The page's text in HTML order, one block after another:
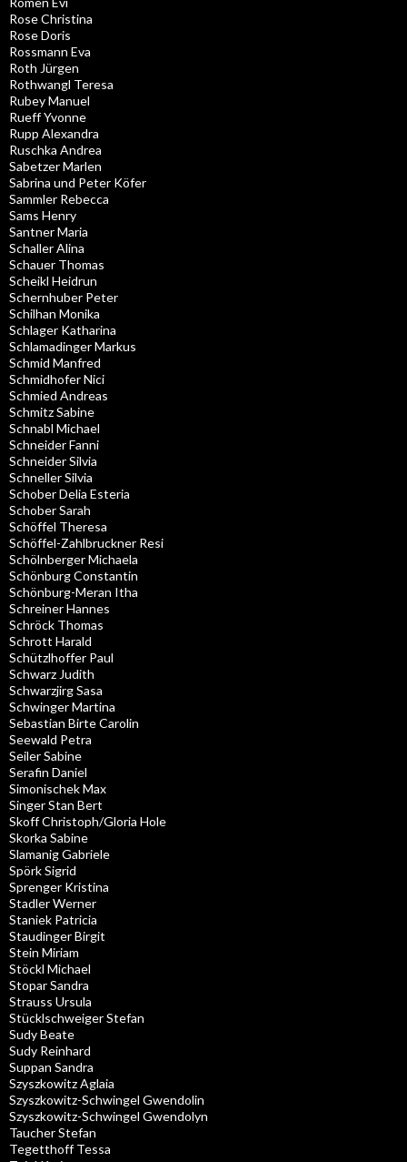
Rose Christina
Rose Doris
Rossmann Eva
Roth Jürgen
Rothwangl Teresa
Rubey Manuel
Rueff Yvonne
Rupp Alexandra
Ruschka Andrea
Sabetzer Marlen
Sabrina und Peter Köfer
Sammler Rebecca
Sams Henry
Santner Maria
Schaller Alina
Schauer Thomas
Scheikl Heidrun
Schernhuber Peter
Schilhan Monika
Schlager Katharina
Schlamadinger Markus
Schmid Manfred
Schmidhofer Nici
Schmied Andreas
Schmitz Sabine
Schnabl Michael
Schneider Fanni
Schneider Silvia
Schneller Silvia
Schober Delia Esteria
Schober Sarah
Schöffel Theresa
Schöffel-Zahlbruckner Resi
Schölnberger Michaela
Schönburg Constantin
Schönburg-Meran Itha
Schreiner Hannes
Schröck Thomas
Schrott Harald
Schützlhoffer Paul
Schwarz Judith
Schwarzjirg Sasa
Schwinger Martina
Sebastian Birte Carolin
Seewald Petra
Seiler Sabine
Serafin Daniel
Simonischek Max
Singer Stan Bert
Skoff Christoph/Gloria Hole
Skorka Sabine
Slamanig Gabriele
Spörk Sigrid
Sprenger Kristina
Stadler Werner
Staniek Patricia
Staudinger Birgit
Stein Miriam
Stöckl Michael
Stopar Sandra
Strauss Ursula
Stücklschweiger Stefan
Sudy Beate
Sudy Reinhard
Suppan Sandra
Szyszkowitz Aglaia
Szyszkowitz-Schwingel Gwendolin
Szyszkowitz-Schwingel Gwendolyn
Taucher Stefan
Tegetthoff Tessa